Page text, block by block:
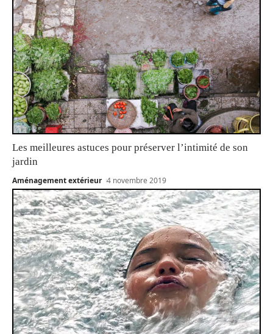
Les meilleures astuces pour préserver l’intimité de son
jardin
Aménagement extérieur 4 novembre 2019